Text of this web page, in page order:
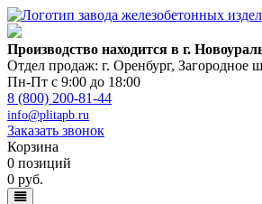
Производство находится в г.
Отдел продаж: г. Оренбург, Загородное
Пн-Пт с 9:00 до 18:00
8 (800) 200-81-44
info@plitapb.ru
Заказать звонок
Корзина
0 позиций
0 руб.